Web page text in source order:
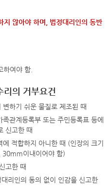
지 않아야 하며, 법정대리인의 동반
하여야 함.
리의 거부요건
하기 쉬운 물질로 제조된 때
관계등록부 또는 주민등록표 등에
신고한 때
적합하지 아니한 때 (인장의 크기
이내이어야 함)
고한 때
리인의 동의 없이 인감을 신고한